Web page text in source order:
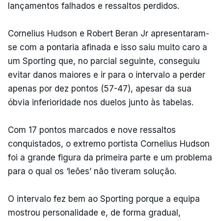
lançamentos falhados e ressaltos perdidos.
Cornelius Hudson e Robert Beran Jr apresentaram-
se com a pontaria afinada e isso saiu muito caro a
um Sporting que, no parcial seguinte, conseguiu
evitar danos maiores e ir para o intervalo a perder
apenas por dez pontos (57-47), apesar da sua
óbvia inferioridade nos duelos junto às tabelas.
Com 17 pontos marcados e nove ressaltos
conquistados, o extremo portista Cornelius Hudson
foi a grande figura da primeira parte e um problema
para o qual os ‘leões’ não tiveram solução.
O intervalo fez bem ao Sporting porque a equipa
mostrou personalidade e, de forma gradual,